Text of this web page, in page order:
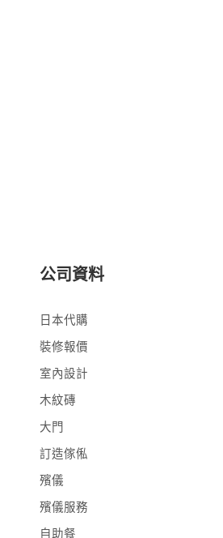
公司資料
日本代購
裝修報價
室內設計
木紋磚
大門
訂造傢俬
殯儀
殯儀服務
自助餐